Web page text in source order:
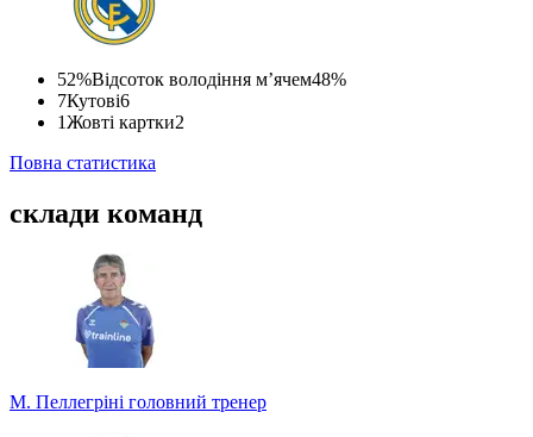
52%Відсоток володіння м’ячем48%
7Кутові6
1Жовті картки2
Повна статистика
склади команд
М. Пеллегріні головний тренер